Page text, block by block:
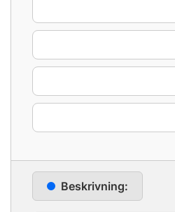
Beskrivning: